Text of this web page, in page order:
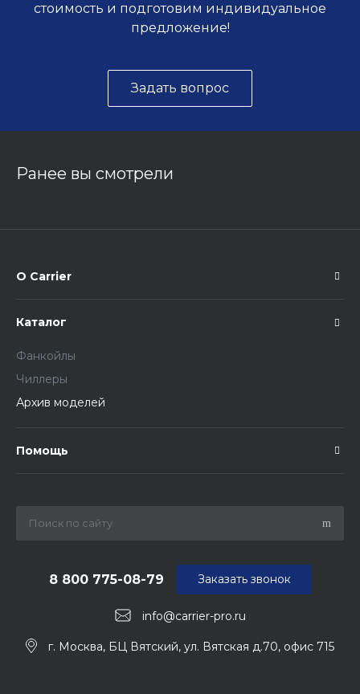
стоимость и подготовим индивидуальное
предложение!
Задать вопрос
Ранее вы смотрели
О Carrier
Каталог
Фанкойлы
Чиллеры
Архив моделей
Помощь
info@carrier-pro.ru
8 800 775-08-79
г. Москва, БЦ Вятский, ул. Вятская д.70, офис 715
Заказать звонок